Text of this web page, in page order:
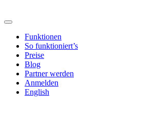
Funktionen
So funktioniert’s
Preise
Blog
Partner werden
Anmelden
English